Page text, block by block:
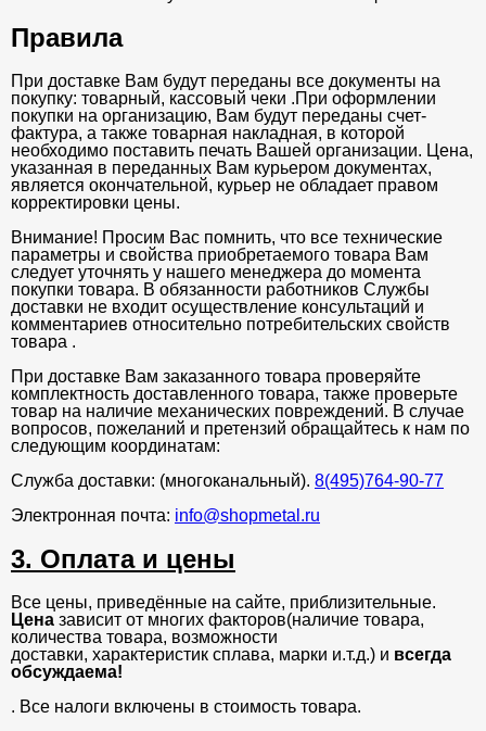
Правила
При доставке Вам будут переданы все документы на
покупку: товарный, кассовый чеки .При оформлении
покупки на организацию, Вам будут переданы счет-
фактура, а также товарная накладная, в которой
необходимо поставить печать Вашей организации. Цена,
указанная в переданных Вам курьером документах,
является окончательной, курьер не обладает правом
корректировки цены.
Внимание! Просим Вас помнить, что все технические
параметры и свойства приобретаемого товара Вам
следует уточнять у нашего менеджера до момента
покупки товара. В обязанности работников Службы
доставки не входит осуществление консультаций и
комментариев относительно потребительских свойств
товара .
При доставке Вам заказанного товара проверяйте
комплектность доставленного товара, также проверьте
товар на наличие механических повреждений. В случае
вопросов, пожеланий и претензий обращайтесь к нам по
следующим координатам:
Служба доставки: (многоканальный). 8(495)764-90-77
Электронная почта: info@shopmetal.ru
3. Оплата и цены
Все цены, приведённые на сайте, приблизительные.
Цена зависит от многих факторов(наличие товара,
количества товара, возможности
доставки, характеристик сплава, марки и.т.д.) и всегда
обсуждаема!
. Все налоги включены в стоимость товара.